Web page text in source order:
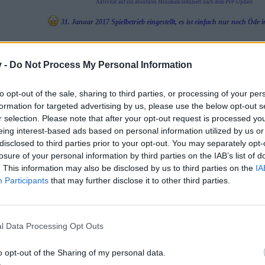
- Do Not Process My Personal Information
opt-out of the sale, sharing to third parties, or processing of your
for targeted advertising by us, please use the below opt-out
selection. Please note that after your opt-out request is processed
interest-based ads based on personal information utilized by us
to third parties prior to your opt-out. You may separately
of your personal information by third parties on the IAB’s list of
This information may also be disclosed by us to third parties on the
Participants that may further disclose it to other third parties.
Data Processing Opt Outs
opt-out of the Sharing of my personal data.
Aktivität auf ein absolutes Minimum reduziert nach dem PvP-Update
31. Januar 2017 Spielbetrieb eingestellt, es ist einfach nur noch Öde
"Piratenschnack" fallen, da kann man ja "offtopic" Gespräche
hat aber gezeigt dass sowas auch dort nicht geduldet wird
kann was vom spielerischen her eigentlich eh keinen mehr
ging ist nämlich mal wieder fest vernagelt worden daher
fallen, da kann man ja "offtopic" Gespräche dort führen darf und
aber gezeigt dass sowas auch dort nicht geduldet wird von daher ist dieses
was vom spielerischen her eigentlich eh keinen mehr interessiert.